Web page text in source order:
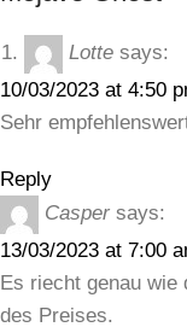
Lotte says:
10/03/2023 at 4:50
Sehr
Reply
Casper says:
13/03/2023 at 7:00
Es riecht genau wie
des Preises.